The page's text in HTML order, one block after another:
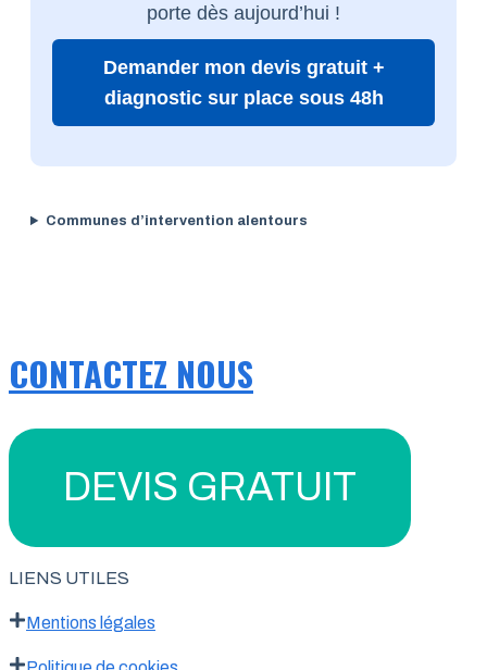
porte dès aujourd’hui !
Demander mon devis gratuit +
diagnostic sur place sous 48h
Communes d’intervention alentours
CONTACTEZ NOUS
DEVIS GRATUIT
LIENS UTILES
Mentions légales